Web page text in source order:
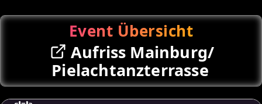
Event Übersicht
Aufriss Mainburg/
Pielachtanzterrasse